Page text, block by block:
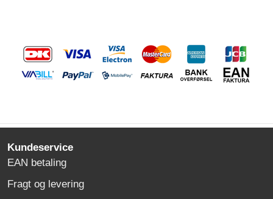
Kundeservice
EAN betaling
Fragt og levering